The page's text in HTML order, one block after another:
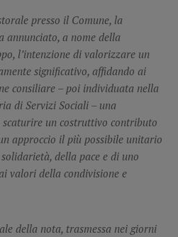
presso il Comune, la
annunciato, a nome della
l’intenzione di valorizzare un
significativo, affidando ai
consiliare – poi individuata nella
di Servizi Sociali – una
scaturire un costruttivo contributo
approccio il più possibile unitario
della pace e di uno
valori della condivisione e
della nota, trasmessa nei giorni